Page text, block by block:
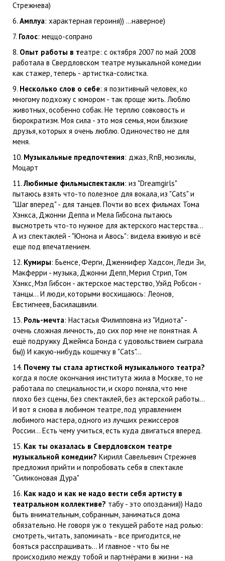
Стрежнева)
6. Амплуа: характерная героиня)) ...наверное)
7. Голос: меццо-сопрано
8. Опыт работы в театре: с октября 2007 по май 2008
работала в Свердловском театре музыкальной комедии
как стажер, теперь - артистка-солистка.
9. Несколько слов о себе: я позитивный человек, ко
многому подхожу с юмором - так проще жить. Люблю
животных, особенно собак. Не терплю совковость и
бюрократизм. Моя сила - это моя семья, мои близкие
друзья, которых я очень люблю. Одиночество не для
меня.
10. Музыкальные предпочтения: джаз, RnB, мюзиклы,
Моцарт
11.Любимые фильмыспектакли: из "Dreamgirls"
пытаюсь взять что-то полезное для вокала, из "Cats" и
"Шаг вперед" - для танцев. Почти во всех фильмах Тома
Хэнкса, Джонни Деппа и Мела Гибсона пытаюсь
высмотреть что-то нужное для актерского мастерства...
А из спектаклей - "Юнона и Авось": видела вживую и всё
еще под впечатлением.
12. Кумиры: Бьенсе, Ферги, Дженнифер Хадсон, Леди Зи,
Макферри - музыка, Джонни Депп, Мерил Стрип, Том
Хэнкс, Мэл Гибсон - актерское мастерство, Уэйд Робсон -
танцы... И люди, которыми восхищаюсь: Леонов,
Евстигнеев, Басилашвили.
13. Роль-мечта: Настасья Филипповна из "Идиота" -
очень сложная личность, до сих пор мне не понятная. А
ещё подружку Джеймса Бонда с удовольствием сыграла
бы)) И какую-нибудь кошечку в "Cats"...
14. Почему ты стала артисткой музыкального театра?
когда я после окончания института жила в Москве, то не
работала по специальности, и скоро поняла, что мне
плохо без сцены, без спектаклей, без актерской работы...
И вот я снова в любимом театре, под управлением
любимого мастера, одного из лучших режиссеров
России... Есть чему учиться, есть куда двигаться вперед.
15. Как ты оказалась в Свердловском театре
музыкальной комедии? Кирилл Савельевич Стрежнев
предложил прийти и попробовать себя в спектакле
"Силиконовая Дура"
16. Как надо и как не надо вести себя артисту в
театральном коллективе? табу - это опоздания)) Надо
быть внимательным, собранным, заниматься дома
обязательно. Не говоря уж о текущей работе над ролью:
смотреть, читать, запоминать - все пригодится, не
бояться расспрашивать... И главное - что бы не
происходило между тобой и партнёрами в жизни - на